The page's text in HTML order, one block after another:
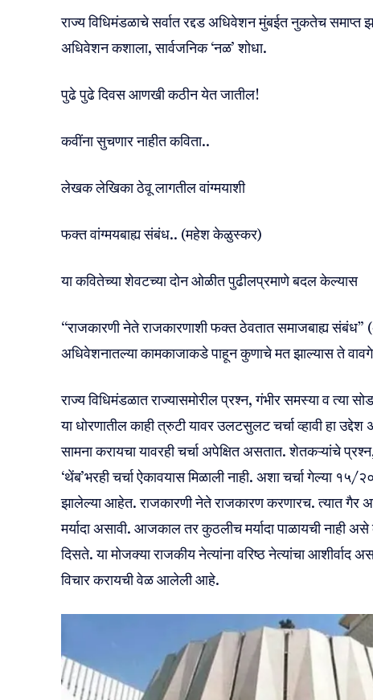
राज्य विधिमंडळाचे सर्वात रद्दड अधिवेशन मुंबईत नुकतेच समाप्त
अधिवेशन कशाला, सार्वजनिक ‘नळ’ शोधा.
पुढे पुढे दिवस आणखी कठीन येत जातील!
कवींना सुचणार नाहीत कविता..
लेखक लेखिका ठेवू लागतील वांग्मयाशी
फक्त वांग्मयबाह्य संबंध.. (महेश केळुस्कर)
या कवितेच्या शेवटच्या दोन ओळीत पुढीलप्रमाणे बदल केल्यास
“राजकारणी नेते राजकारणाशी फक्त ठेवतात समाजबाह्य संबंध”
अधिवेशनातल्या कामकाजाकडे पाहून कुणाचे मत झाल्यास ते
राज्य विधिमंडळात राज्यासमोरील प्रश्न, गंभीर समस्या व
या धोरणातील काही त्रुटी यावर उलटसुलट चर्चा व्हावी हा
सामना करायचा यावरही चर्चा अपेक्षित असतात. शेतकऱ्यांचे
‘थेंब’भरही चर्चा ऐकावयास मिळाली नाही. अशा चर्चा गेल्या १५/
झालेल्या आहेत. राजकारणी नेते राजकारण करणारच. त्यात गैर
मर्यादा असावी. आजकाल तर कुठलीच मर्यादा पाळायची नाही
दिसते. या मोजक्या राजकीय नेत्यांना वरिष्ठ नेत्यांचा आशीर्वाद
विचार करायची वेळ आलेली आहे.